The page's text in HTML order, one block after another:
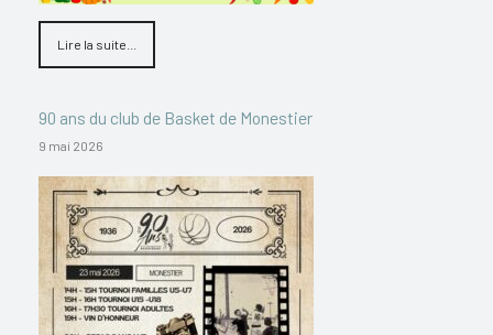
Lire la suite...
90 ans du club de Basket de Monestier
9 mai 2026